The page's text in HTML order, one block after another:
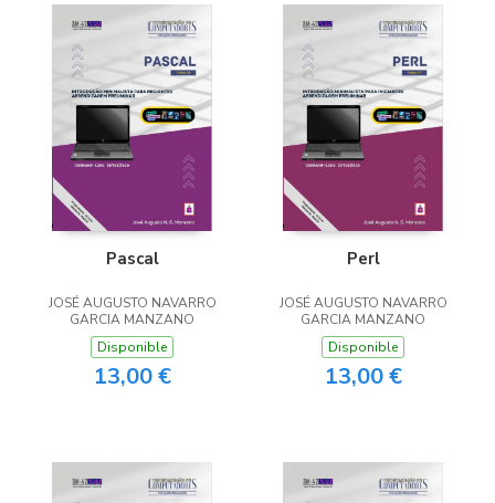
Pascal
JOSÉ AUGUSTO NAVARRO
GARCIA MANZANO
Disponible
13,00 €
Perl
JOSÉ AUGUSTO NAVARRO
GARCIA MANZANO
Disponible
13,00 €